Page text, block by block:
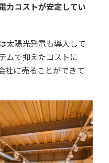
力コストが安定してい
太陽光発電も導入して
ムで抑えたコストに
社に売ることができて